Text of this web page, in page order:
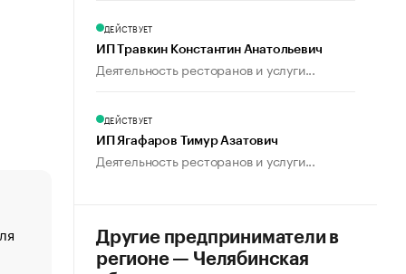
«От спорта тело стареет иначе». Как живет глава
создавшей GTA
ДЕЙСТВУЕТ
ИП Травкин Константин Анатольевич
Деятельность ресторанов и услуги...
ДЕЙСТВУЕТ
ИП Ягафаров Тимур Азатович
Деятельность ресторанов и услуги...
Другие предприниматели в
регионе — Челябинская